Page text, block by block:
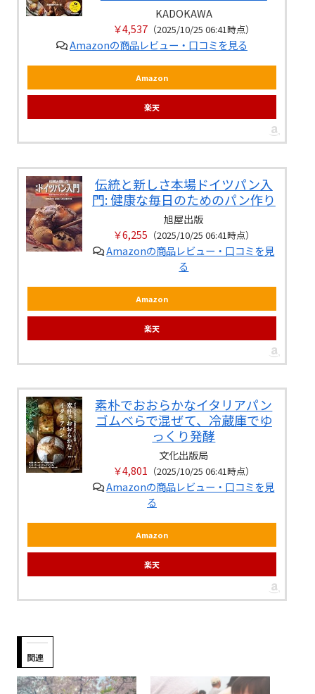
KADOKAWA
￥4,537 （2025/10/25 06:41時点）
Amazonの商品レビュー・口コミを見る
Amazon
楽天
伝統と新しさ本場ドイツパン入
門: 健康な毎日のためのパン作り
旭屋出版
￥6,255 （2025/10/25 06:41時点）
Amazonの商品レビュー・口コミを見
る
Amazon
楽天
素朴でおおらかなイタリアパン
ゴムべらで混ぜて、冷蔵庫でゆ
っくり発酵
文化出版局
￥4,801 （2025/10/25 06:41時点）
Amazonの商品レビュー・口コミを見
る
Amazon
楽天
関連